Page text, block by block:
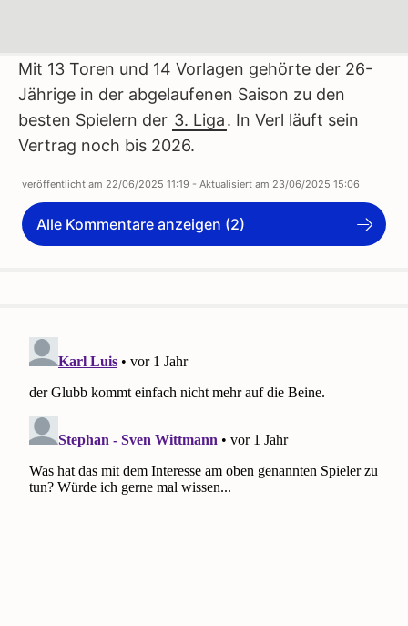
Mit 13 Toren und 14 Vorlagen gehörte der 26-
Jährige in der abgelaufenen Saison zu den
besten Spielern der 3. Liga. In Verl läuft sein
Vertrag noch bis 2026.
veröffentlicht am 22/06/2025 11:19 - Aktualisiert am 23/06/2025 15:06
Alle Kommentare anzeigen (2)